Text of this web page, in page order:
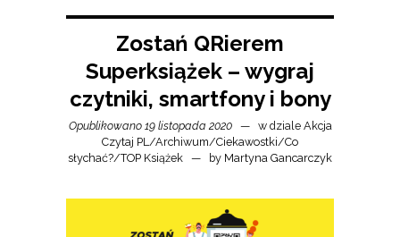
Zostań QRierem
Superksiążek – wygraj
czytniki, smartfony i bony
Opublikowano 19 listopada 2020 w dziale Akcja
Czytaj PL /Archiwum/Ciekawostki/Co
słychać?/TOP Książek by Martyna Gancarczyk